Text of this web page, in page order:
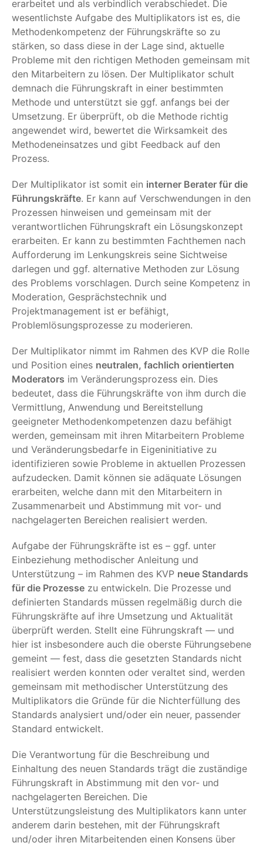
erarbeitet und als verbindlich verabschiedet. Die
wesentlichste Aufgabe des Multiplikators ist es, die
Methodenkompetenz der Führungskräfte so zu
stärken, so dass diese in der Lage sind, aktuelle
Probleme mit den richtigen Methoden gemeinsam mit
den Mitarbeitern zu lösen. Der Multiplikator schult
demnach die Führungskraft in einer bestimmten
Methode und unterstützt sie ggf. anfangs bei der
Umsetzung. Er überprüft, ob die Methode richtig
angewendet wird, bewertet die Wirksamkeit des
Methodeneinsatzes und gibt Feedback auf den
Prozess.
Der Multiplikator ist somit ein interner Berater für die
Führungskräfte. Er kann auf Verschwendungen in den
Prozessen hinweisen und gemeinsam mit der
verantwortlichen Führungskraft ein Lösungskonzept
erarbeiten. Er kann zu bestimmten Fachthemen nach
Aufforderung im Lenkungskreis seine Sichtweise
darlegen und ggf. alternative Methoden zur Lösung
des Problems vorschlagen. Durch seine Kompetenz in
Moderation, Gesprächstechnik und
Projektmanagement ist er befähigt,
Problemlösungsprozesse zu moderieren.
Der Multiplikator nimmt im Rahmen des KVP die Rolle
und Position eines neutralen, fachlich orientierten
Moderators im Veränderungsprozess ein. Dies
bedeutet, dass die Führungskräfte von ihm durch die
Vermittlung, Anwendung und Bereitstellung
geeigneter Methodenkompetenzen dazu befähigt
werden, gemeinsam mit ihren Mitarbeitern Probleme
und Veränderungsbedarfe in Eigeninitiative zu
identifizieren sowie Probleme in aktuellen Prozessen
aufzudecken. Damit können sie adäquate Lösungen
erarbeiten, welche dann mit den Mitarbeitern in
Zusammenarbeit und Abstimmung mit vor- und
nachgelagerten Bereichen realisiert werden.
Aufgabe der Führungskräfte ist es – ggf. unter
Einbeziehung methodischer Anleitung und
Unterstützung – im Rahmen des KVP neue Standards
für die Prozesse zu entwickeln. Die Prozesse und
definierten Standards müssen regelmäßig durch die
Führungskräfte auf ihre Umsetzung und Aktualität
überprüft werden. Stellt eine Führungskraft — und
hier ist insbesondere auch die oberste Führungsebene
gemeint — fest, dass die gesetzten Standards nicht
realisiert werden konnten oder veraltet sind, werden
gemeinsam mit methodischer Unterstützung des
Multiplikators die Gründe für die Nichterfüllung des
Standards analysiert und/oder ein neuer, passender
Standard entwickelt.
Die Verantwortung für die Beschreibung und
Einhaltung des neuen Standards trägt die zuständige
Führungskraft in Abstimmung mit den vor- und
nachgelagerten Bereichen. Die
Unterstützungsleistung des Multiplikators kann unter
anderem darin bestehen, mit der Führungskraft
und/oder ihren Mitarbeitenden einen Konsens über